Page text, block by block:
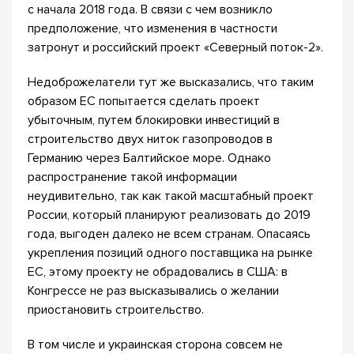
с начала 2018 года. В связи с чем возникло
предположение, что изменения в частности
затронут и российский проект «Северный поток-2».
Недоброжелатели тут же высказались, что таким
образом ЕС попытается сделать проект
убыточным, путем блокировки инвестиций в
строительство двух ниток газопроводов в
Германию через Балтийское море. Однако
распространение такой информации
неудивительно, так как такой масштабный проект
России, который планируют реализовать до 2019
года, выгоден далеко не всем странам. Опасаясь
укрепления позиций одного поставщика на рынке
ЕС, этому проекту не обрадовались в США: в
Конгрессе не раз высказывались о желании
приостановить строительство.
В том числе и украинская сторона совсем не